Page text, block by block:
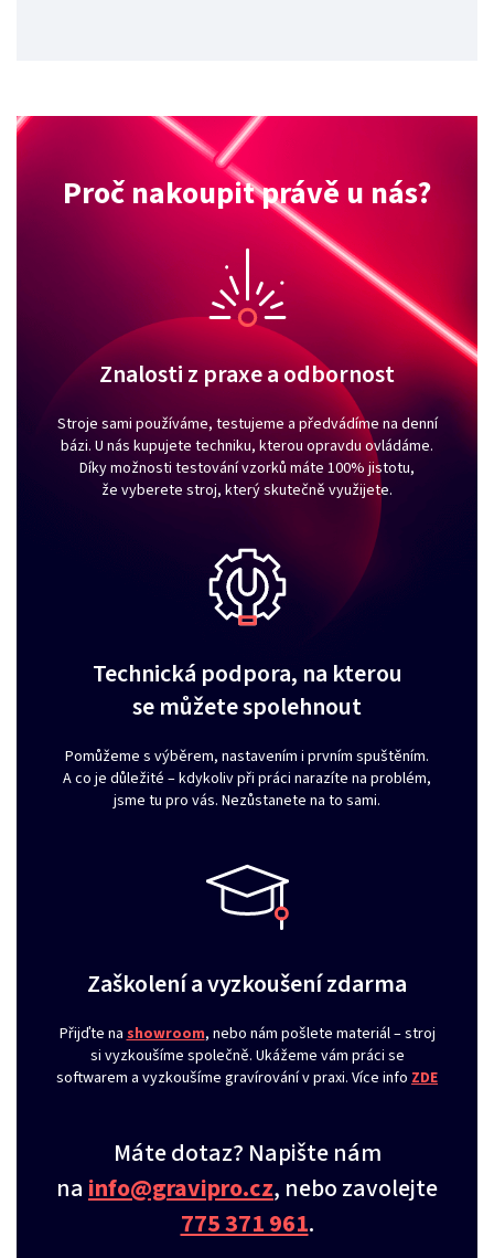
Proč nakoupit právě u nás?
Znalosti z praxe a odbornost
Stroje sami používáme, testujeme a předvádíme na denní
bázi. U nás kupujete techniku, kterou opravdu ovládáme.
Díky možnosti testování vzorků máte 100% jistotu,
že vyberete stroj, který skutečně využijete.
Technická podpora, na kterou
se můžete spolehnout
Pomůžeme s výběrem, nastavením i prvním spuštěním.
A co je důležité – kdykoliv při práci narazíte na problém,
jsme tu pro vás. Nezůstanete na to sami.
Zaškolení a vyzkoušení zdarma
Přijďte nashowroom, nebo nám pošlete materiál – stroj
si vyzkoušíme společně. Ukážeme vám práci se
softwarem a vyzkoušíme gravírování v praxi. Více info ZDE
Máte dotaz? Napište nám
na info@gravipro.cz, nebo zavolejte
775 371 961.